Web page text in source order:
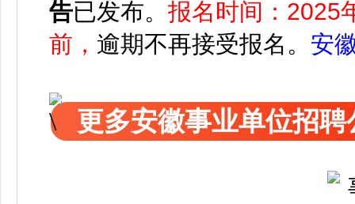
告已发布。 报名时间：2025
前， 逾期不再接受报名。 安
更多安徽事业单位招聘